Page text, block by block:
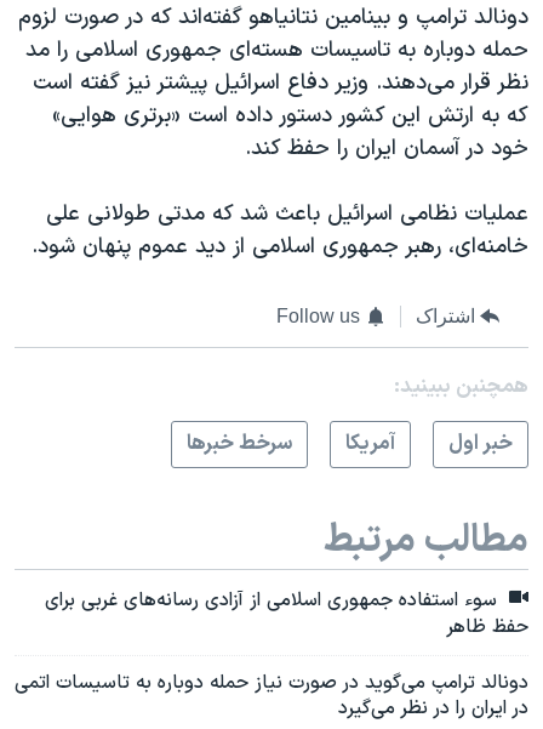
دونالد ترامپ و بینامین نتانیاهو گفته‌اند که در صورت لزوم
حمله دوباره به تاسیسات هسته‌ای جمهوری اسلامی را مد
نظر قرار می‌دهند. وزیر دفاع اسرائيل پیشتر نیز گفته است
که به ارتش این کشور دستور داده است «برتری هوایی»
خود در آسمان ایران را حفظ کند.
عملیات نظامی اسرائيل باعث شد که مدتی طولانی علی
خامنه‌ای، رهبر جمهوری اسلامی از دید عموم پنهان شود.
اشتراک Follow us
همچنبن ببینید:
خبر اول
آمريکا سرخط خبرها
مطالب مرتبط
سوء استفاده جمهوری اسلامی از آزادی رسانه‌های غربی برای
حفظ ظاهر
دونالد ترامپ می‌گوید در صورت نیاز حمله دوباره به تاسیسات اتمی
در ایران را در نظر می‌گیرد